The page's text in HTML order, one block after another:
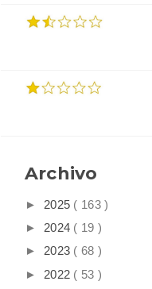
Archivo
► 2025 ( 163 )
► 2024 ( 19 )
► 2023 ( 68 )
► 2022 ( 53 )